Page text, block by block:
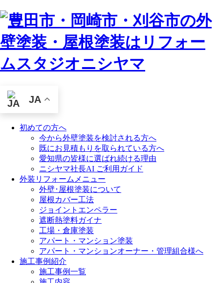
JA
初めての方へ
今から外壁塗装を検討される方へ
既にお見積もりを取られている方へ
愛知県の皆様に選ばれ続ける理由
ニシヤマ社長AI ご利用ガイド
外装リフォームメニュー
外壁･屋根塗装について
屋根カバー工法
ジョイントエンペラー
遮断熱塗料ガイナ
工場・倉庫塗装
アパート・マンション塗装
アパート・マンションオーナー・管理組合様へ
施工事例紹介
施工事例一覧